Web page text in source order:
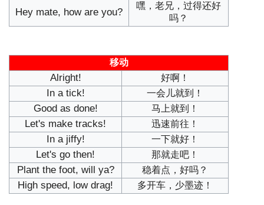
Hey mate, how are you?
嘿，老兄，过得还好
吗？
移动
Alright! 好啊！
In a tick! 一会儿就到！
Good as done! 马上就到！
Let's make tracks! 迅速前往！
In a jiffy! 一下就好！
Let's go then! 那就走吧！
Plant the foot, will ya? 稳着点，好吗？
High speed, low drag! 多开车，少墨迹！